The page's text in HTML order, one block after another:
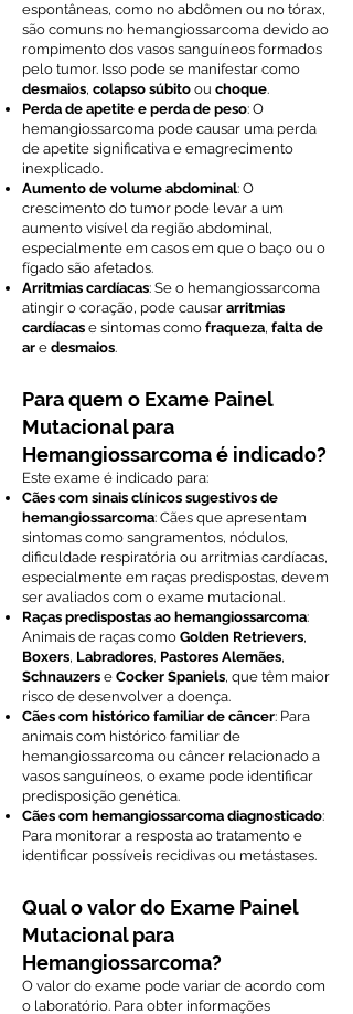
espontâneas, como no abdômen ou no tórax,
são comuns no hemangiossarcoma devido ao
rompimento dos vasos sanguíneos formados
pelo tumor. Isso pode se manifestar como
desmaios, colapso súbito ou choque.
Perda de apetite e perda de peso: O
hemangiossarcoma pode causar uma perda
de apetite significativa e emagrecimento
inexplicado.
Aumento de volume abdominal: O
crescimento do tumor pode levar a um
aumento visível da região abdominal,
especialmente em casos em que o baço ou o
fígado são afetados.
Arritmias cardíacas: Se o hemangiossarcoma
atingir o coração, pode causar arritmias
cardíacas e sintomas como fraqueza, falta de
ar e desmaios.
Para quem o Exame Painel
Mutacional para
Hemangiossarcoma é indicado?
Este exame é indicado para:
Cães com sinais clínicos sugestivos de
hemangiossarcoma: Cães que apresentam
sintomas como sangramentos, nódulos,
dificuldade respiratória ou arritmias cardíacas,
especialmente em raças predispostas, devem
ser avaliados com o exame mutacional.
Raças predispostas ao hemangiossarcoma:
Animais de raças como Golden Retrievers,
Boxers, Labradores, Pastores Alemães,
Schnauzers e Cocker Spaniels, que têm maior
risco de desenvolver a doença.
Cães com histórico familiar de câncer: Para
animais com histórico familiar de
hemangiossarcoma ou câncer relacionado a
vasos sanguíneos, o exame pode identificar
predisposição genética.
Cães com hemangiossarcoma diagnosticado:
Para monitorar a resposta ao tratamento e
identificar possíveis recidivas ou metástases.
Qual o valor do Exame Painel
Mutacional para
Hemangiossarcoma?
O valor do exame pode variar de acordo com
o laboratório. Para obter informações